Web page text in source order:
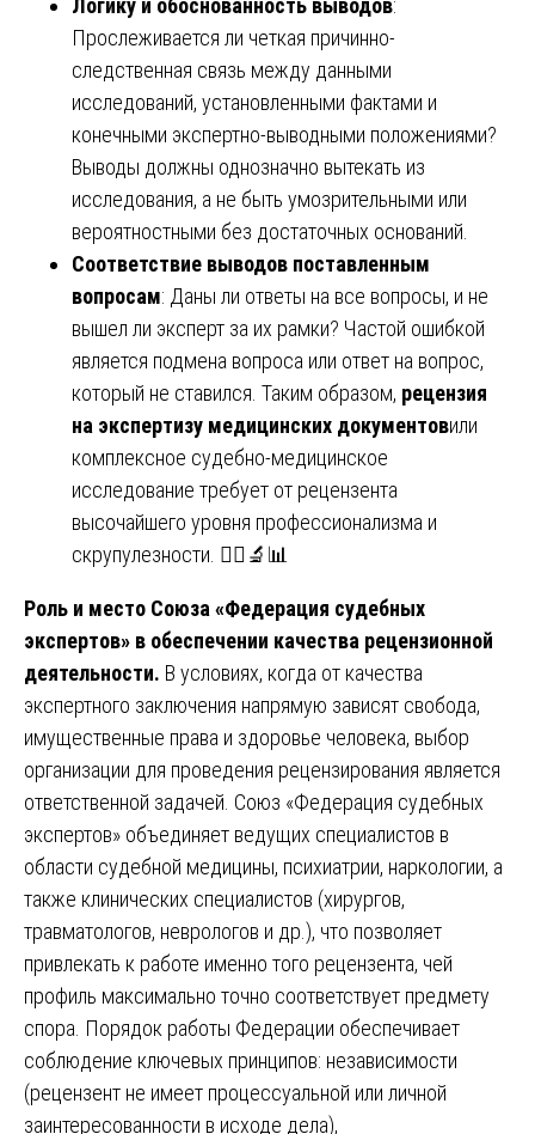
Логику и обоснованность выводов:
Прослеживается ли четкая причинно-
следственная связь между данными
исследований, установленными фактами и
конечными экспертно-выводными положениями?
Выводы должны однозначно вытекать из
исследования, а не быть умозрительными или
вероятностными без достаточных оснований.
Соответствие выводов поставленным
вопросам: Даны ли ответы на все вопросы, и не
вышел ли эксперт за их рамки? Частой ошибкой
является подмена вопроса или ответ на вопрос,
который не ставился. Таким образом, рецензия
на экспертизу медицинских документовили
комплексное судебно-медицинское
исследование требует от рецензента
высочайшего уровня профессионализма и
скрупулезности. 👨‍⚕️🔬📊
Роль и место Союза «Федерация судебных
экспертов» в обеспечении качества рецензионной
деятельности. В условиях, когда от качества
экспертного заключения напрямую зависят свобода,
имущественные права и здоровье человека, выбор
организации для проведения рецензирования является
ответственной задачей. Союз «Федерация судебных
экспертов» объединяет ведущих специалистов в
области судебной медицины, психиатрии, наркологии, а
также клинических специалистов (хирургов,
травматологов, неврологов и др.), что позволяет
привлекать к работе именно того рецензента, чей
профиль максимально точно соответствует предмету
спора. Порядок работы Федерации обеспечивает
соблюдение ключевых принципов: независимости
(рецензент не имеет процессуальной или личной
заинтересованности в исходе дела),